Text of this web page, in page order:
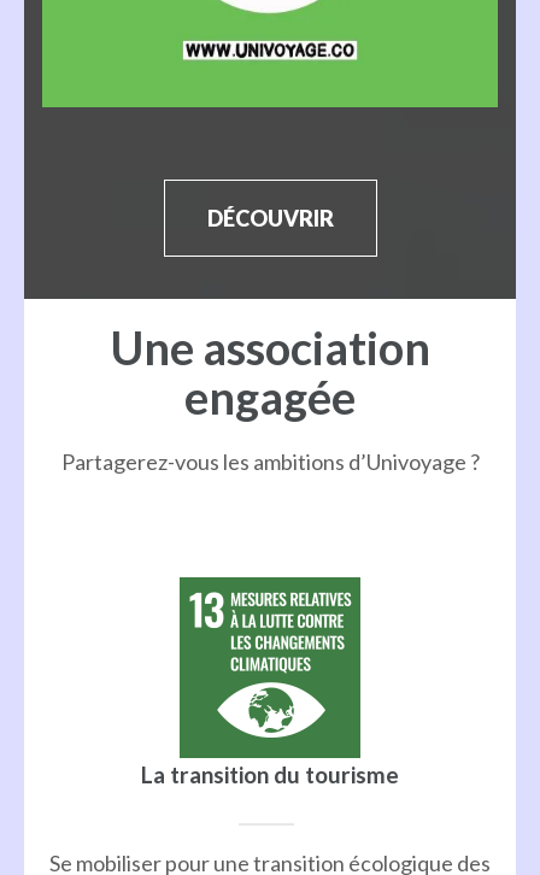
DÉCOUVRIR
Une association
engagée
Partagerez-vous les ambitions d’Univoyage ?
La transition du tourisme
Se mobiliser pour une transition écologique des